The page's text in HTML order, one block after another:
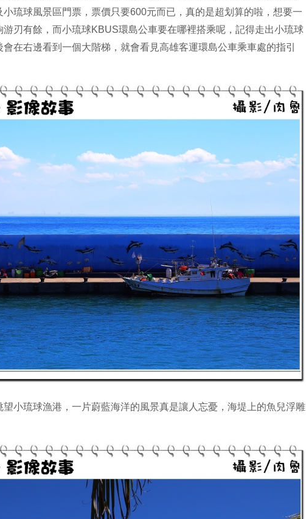
琉球風景區門票，票價只要600元而已，真的是超划算的啦，想要一
游刃有餘，而小琉球KBUS環島公車要在哪裡搭乘呢，記得走出小琉球
在右邊看到一個大階梯，就會看見高雄客運環島公車乘車處的指引
小琉球漁港，一片蔚藍海洋的風景真是讓人忘憂，海堤上的魚兒浮雕